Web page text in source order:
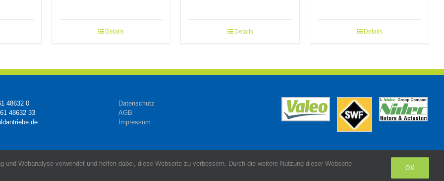
Details Details Details
48632 0
48632 33
Datenschutz
AGB
Impressum
Webanalyse verwendet und helfen dabei, diese Webseite zu verbessern. Durch die weitere Nutzung dieser Webseite
OK